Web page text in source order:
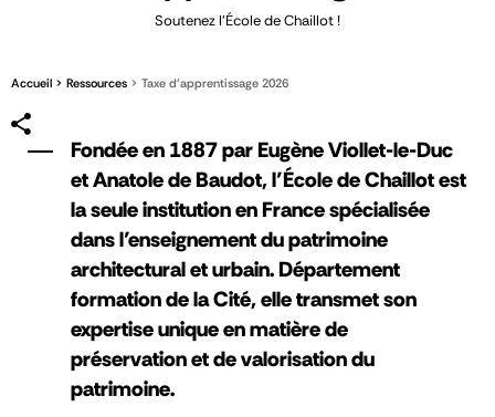
Soutenez l’École de Chaillot !
Accueil Ressources Taxe d'apprentissage 2026
Fondée en 1887 par Eugène Viollet-le-Duc
et Anatole de Baudot, l’École de Chaillot est
la seule institution en France spécialisée
dans l’enseignement du patrimoine
architectural et urbain. Département
formation de la Cité, elle transmet son
expertise unique en matière de
préservation et de valorisation du
patrimoine.